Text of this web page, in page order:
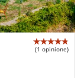
(1 opinione)